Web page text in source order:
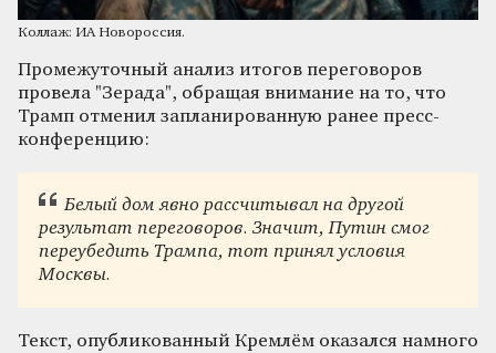
Коллаж: ИА Новороссия.
Промежуточный анализ итогов переговоров
провела "Зерада", обращая внимание на то, что
Трамп отменил запланированную ранее пресс-
конференцию:
Белый дом явно рассчитывал на другой
результат переговоров. Значит, Путин смог
переубедить Трампа, тот принял условия
Москвы.
Текст, опубликованный Кремлём оказался намного